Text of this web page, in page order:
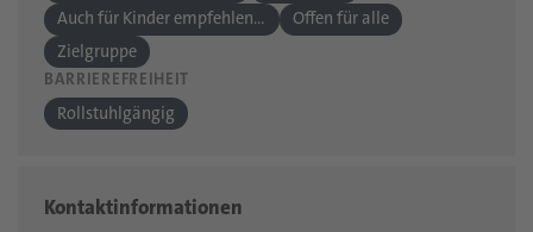
Auch für Kinder empfehlenswert
Offen für alle
Zielgruppe
BARRIEREFREIHEIT
Rollstuhlgängig
Kontaktinformationen